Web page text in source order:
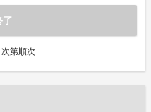
了
第順次